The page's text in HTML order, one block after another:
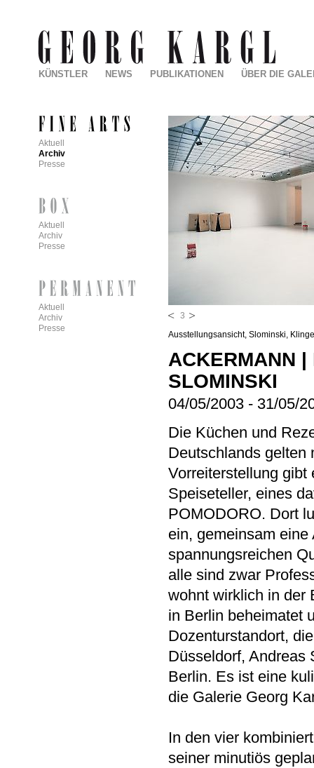
3
Ausstellungsansicht, Slominski,
ACKERMANN
SLOMINSKI
04/05/2003 - 31/05/
Die Küchen und
Deutschlands gelten
Vorreiterstellung gibt
Speiseteller, eines
POMODORO. Dort
ein, gemeinsam
spannungsreichen
alle sind zwar
wohnt wirklich in der
in Berlin beheimatet
Dozenturstandort,
Düsseldorf, Andreas
Berlin. Es ist eine
die Galerie Georg
In den vier
seiner minutiös
KÜNSTLER NEWS PUBLIKATIONEN ÜBER DIE
Aktuell
Archiv
Presse
Aktuell
Archiv
Presse
Aktuell
Archiv
Presse